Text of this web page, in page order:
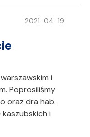
2021-04-19
i
Poprosiliśmy
oraz dra hab.
i